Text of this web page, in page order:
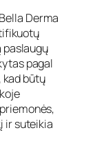
Derma
pagal
būtų
ir suteikia